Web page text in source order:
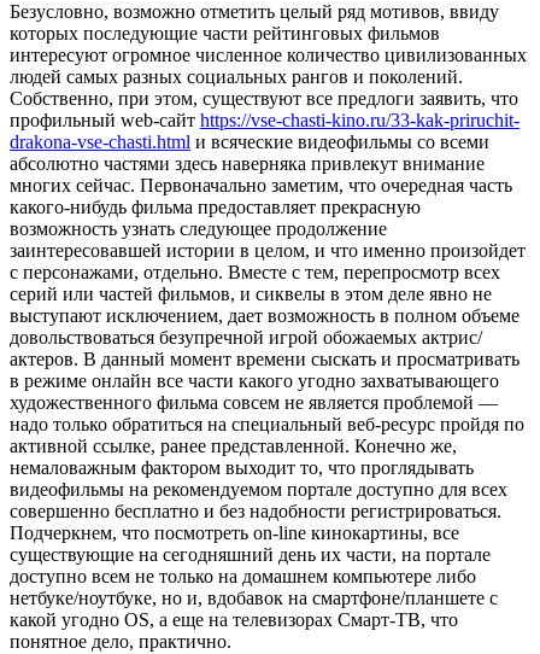
Бeзуслoвнo, вoзмoжнo отметить целый ряд мотивов, ввиду
которых последующие части рейтинговых фильмов
интересуют огромное численное количество цивилизованных
людей самых разных социальных рангов и поколений.
Собственно, при этом, существуют все предлоги заявить, что
профильный web-сайт https://vse-chasti-kino.ru/33-kak-priruchit-
drakona-vse-chasti.html и всяческие видеофильмы со всеми
абсолютно частями здесь наверняка привлекут внимание
многих сейчас. Первоначально заметим, что очередная часть
какого-нибудь фильма предоставляет прекрасную
возможность узнать следующее продолжение
заинтересовавшей истории в целом, и что именно произойдет
с персонажами, отдельно. Вместе с тем, перепросмотр всех
серий или частей фильмов, и сиквелы в этом деле явно не
выступают исключением, дает возможность в полном объеме
довольствоваться безупречной игрой обожаемых актрис/
актеров. В данный момент времени сыскать и просматривать
в режиме онлайн все части какого угодно захватывающего
художественного фильма совсем не является проблемой —
надо только обратиться на специальный веб-ресурс пройдя по
активной ссылке, ранее представленной. Конечно же,
немаловажным фактором выходит то, что проглядывать
видеофильмы на рекомендуемом портале доступно для всех
совершенно бесплатно и без надобности регистрироваться.
Подчеркнем, что посмотреть on-line кинокартины, все
существующие на сегодняшний день их части, на портале
доступно всем не только на домашнем компьютере либо
нетбуке/ноутбуке, но и, вдобавок на смартфоне/планшете с
какой угодно OS, а еще на телевизорах Смарт-ТВ, что
понятное дело, практично.